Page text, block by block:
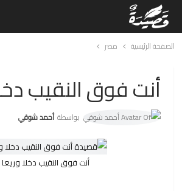
الصفحة الرئيسية مصر
أنت فوق النقيب
بواسطة أحمد شوقي
أنت فوق النقيب دخلا وريعا